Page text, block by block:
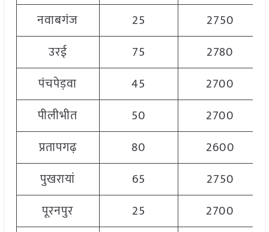
नवाबगंज
25
2750
उरई
75
2780
पंचपेड़वा
45
2700
पीलीभीत
50
2700
प्रतापगढ़
80
2600
पुखरायां
65
2750
पूरनपुर
25
2700